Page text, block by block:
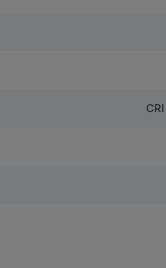
CRI